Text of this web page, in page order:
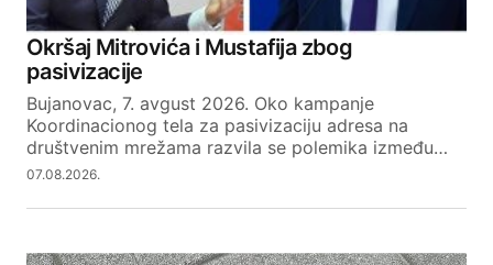
Okršaj Mitrovića i Mustafija zbog
pasivizacije
Bujanovac, 7. avgust 2026. Oko kampanje
Koordinacionog tela za pasivizaciju adresa na
društvenim mrežama razvila se polemika između…
07.08.2026.